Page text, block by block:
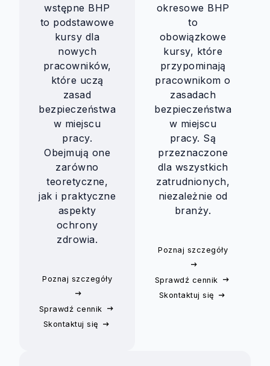
wstępne BHP
to podstawowe
kursy dla
nowych
pracowników,
które uczą
zasad
bezpieczeństwa
w miejscu
pracy.
Obejmują one
zarówno
teoretyczne,
jak i praktyczne
aspekty
ochrony
zdrowia.
Poznaj szczegóły
Sprawdź cennik
Skontaktuj się
okresowe BHP
to
obowiązkowe
kursy, które
przypominają
pracownikom o
zasadach
bezpieczeństwa
w miejscu
pracy. Są
przeznaczone
dla wszystkich
zatrudnionych,
niezależnie od
branży.
Poznaj szczegóły
Sprawdź cennik
Skontaktuj się